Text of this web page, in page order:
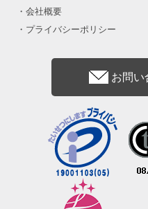
会社概要
プライバシーポリシー
お問い